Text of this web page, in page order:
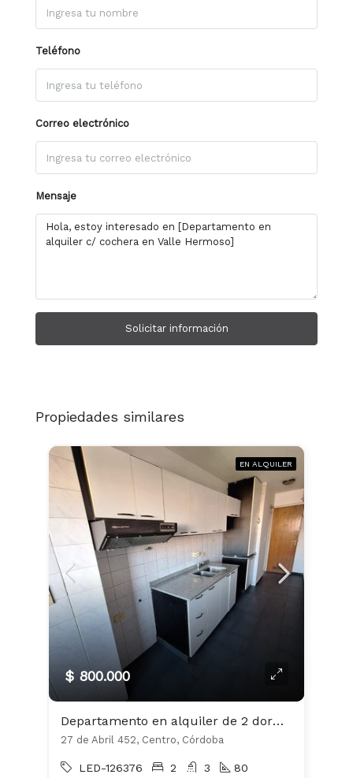
Teléfono
Correo electrónico
Mensaje
Solicitar información
Propiedades similares
EN ALQUILER
$ 800.000
Departamento en alquiler de 2 dormitorios en Centro
27 de Abril 452, Centro, Córdoba
LED-126376 2 3 80